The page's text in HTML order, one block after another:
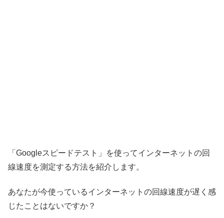
「Googleスピードテスト」を使ってインターネットの回
線速度を測定する方法を紹介します。
あなたが今使っているインターネットの回線速度が遅く感
じたことはないですか？